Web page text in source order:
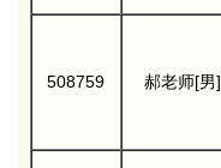
508759 郝老师[男]